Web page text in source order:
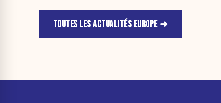
TOUTES LES ACTUALITÉS EUROPE